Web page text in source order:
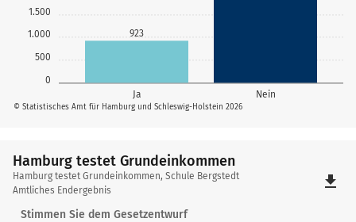
0
500
1.000
1.500
Ja Nein
923
© Statistisches Amt für Hamburg und Schleswig-Holstein 2026
Hamburg testet Grundeinkommen
Hamburg
testet
Grundeinkommen
Hamburg testet Grundeinkommen, Schule Bergstedt
Amtliches Endergebnis
file_download
Stimmen Sie dem Gesetzentwurf